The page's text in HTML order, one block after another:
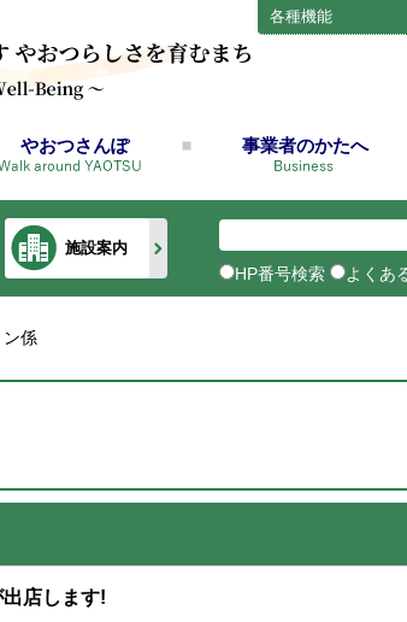
各種機能
やおつさんぽ 事業者のかたへ
施設案内
HP番号検索 よくあ
ン係
店します!